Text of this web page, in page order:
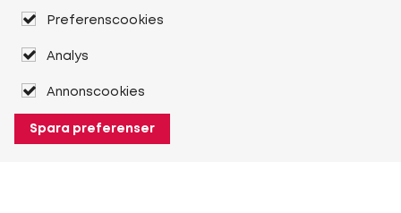
Preferenscookies
Analys
Annonscookies
Spara preferenser